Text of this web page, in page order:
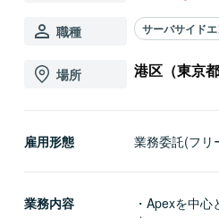
職種 サーバサイド
場所 港区（東京都
雇用形態 業務委託(フリ
業務内容
・Apexを中